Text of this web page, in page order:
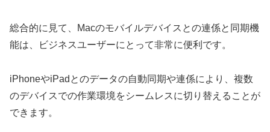
総合的に見て、Macのモバイルデバイスとの連係と同期機
能は、ビジネスユーザーにとって非常に便利です。
iPhoneやiPadとのデータの自動同期や連係により、複数
のデバイスでの作業環境をシームレスに切り替えることが
できます。